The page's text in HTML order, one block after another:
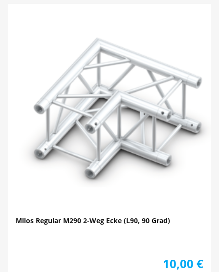
Milos Regular M290 2-Weg Ecke (L90, 90 Grad)
10,00 €